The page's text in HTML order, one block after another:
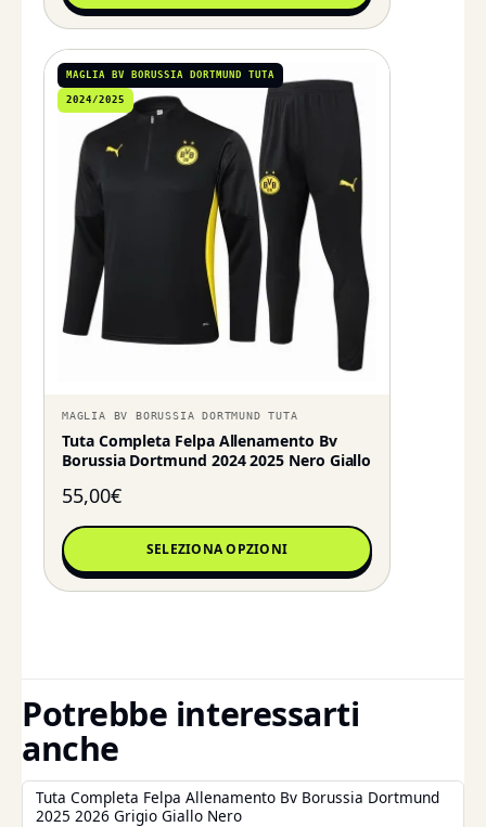
MAGLIA BV BORUSSIA DORTMUND TUTA
2024/2025
MAGLIA BV BORUSSIA DORTMUND TUTA
Tuta Completa Felpa Allenamento Bv
Borussia Dortmund 2024 2025 Nero Giallo
55,00€
SELEZIONA OPZIONI
Potrebbe interessarti
anche
Tuta Completa Felpa Allenamento Bv Borussia Dortmund
2025 2026 Grigio Giallo Nero